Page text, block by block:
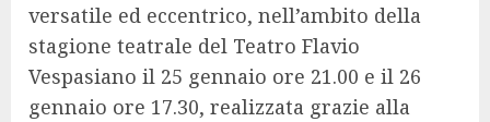
versatile ed eccentrico, nell’ambito della
stagione teatrale del Teatro Flavio
Vespasiano il 25 gennaio ore 21.00 e il 26
gennaio ore 17.30, realizzata grazie alla